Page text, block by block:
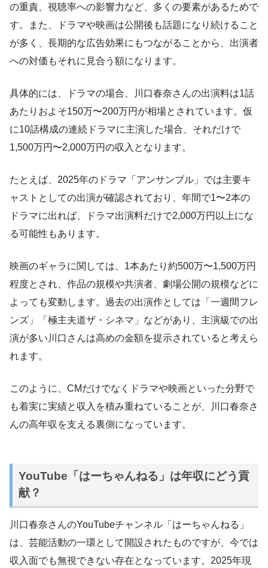
の重責、視聴率への影響力など、多くの要素があるためで
す。また、ドラマや映画は公開後も話題になり続けること
が多く、長期的な広告効果にもつながることから、出演者
への対価もそれに見合う額になります。
具体的には、ドラマの場合、川口春奈さんの出演料は1話
あたりおよそ150万〜200万円が相場とされています。仮
に10話構成の連続ドラマに主演した場合、それだけで
1,500万円〜2,000万円の収入となります。
たとえば、2025年のドラマ「アンサンブル」では主要キ
ャストとしての出演が確認されており、年間で1〜2本の
ドラマに出れば、ドラマ出演料だけで2,000万円以上にな
る可能性もあります。
映画のギャラに関しては、1本あたり約500万〜1,500万円
程度とされ、作品の規模や共演者、劇場公開の規模などに
よっても変動します。過去の出演作としては「一週間フレ
ンズ」「極主夫道ザ・シネマ」などがあり、主演級での出
演が多い川口さんは高めの金額を提示されていると考えら
れます。
このように、CMだけでなくドラマや映画といった分野で
も着実に実績と収入を積み重ねていることが、川口春奈さ
んの高年収を支える裏側になっています。
YouTube「はーちゃんねる」は年収にどう貢
献？
川口春奈さんのYouTubeチャンネル「はーちゃんねる」
は、芸能活動の一環として開設されたものですが、今では
収入面でも無視できない存在となっています。2025年現